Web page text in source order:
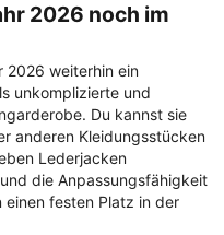
2026 noch im
2026 weiterhin ein
unkomplizierte und
Du kannst sie
anderen Kleidungsstücken
Lederjacken
die Anpassungsfähigkeit
einen festen Platz in der